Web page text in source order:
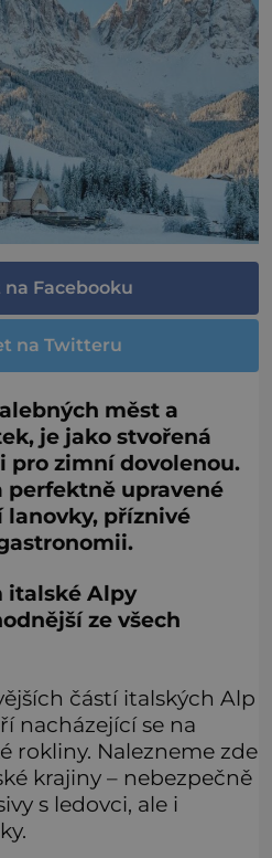
Facebooku
na Twitteru
měst a
je jako stvořená
pro zimní dovolenou.
perfektně upravené
lanovky, příznivé
italské Alpy
ze všech
částí italských Alp
nacházející se na
rokliny. Nalezneme zde
krajiny – nebezpečně
s ledovci, ale i